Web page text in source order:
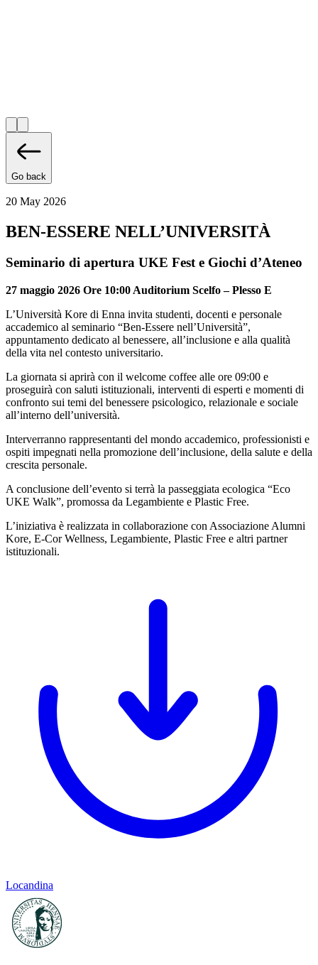
Go back
20 May 2026
BEN-ESSERE NELL’UNIVERSITÀ
Seminario di apertura UKE Fest e Giochi d’Ateneo
27 maggio 2026 Ore 10:00 Auditorium Scelfo – Plesso E
L’Università Kore di Enna invita studenti, docenti e personale
accademico al seminario “Ben-Essere nell’Università”,
appuntamento dedicato al benessere, all’inclusione e alla qualità
della vita nel contesto universitario.
La giornata si aprirà con il welcome coffee alle ore 09:00 e
proseguirà con saluti istituzionali, interventi di esperti e momenti di
confronto sui temi del benessere psicologico, relazionale e sociale
all’interno dell’università.
Interverranno rappresentanti del mondo accademico, professionisti e
ospiti impegnati nella promozione dell’inclusione, della salute e della
crescita personale.
A conclusione dell’evento si terrà la passeggiata ecologica “Eco
UKE Walk”, promossa da Legambiente e Plastic Free.
L’iniziativa è realizzata in collaborazione con Associazione Alumni
Kore, E-Cor Wellness, Legambiente, Plastic Free e altri partner
istituzionali.
Locandina